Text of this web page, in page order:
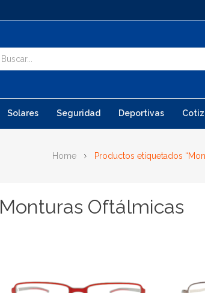
Solares Seguridad Deportivas
Home Productos etiquetados
Monturas Oftálmicas